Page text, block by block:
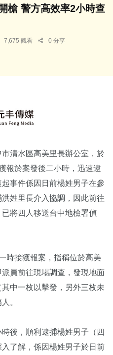
槍 警方高效率2小時查
7,675 觀看 0 分享
市清水區高美里長辦公室，於
報於案發後二小時，迅速逮
事件係因日前楊姓男子在參
姓里長介入協調，因此前往
將四人移送台中地檢署偵
時接獲報案，指稱位於高美
員前往現場調查，發現地面
中一枚以擊發，另外三枚未
。
後，順利逮捕楊姓男子（四
了解，係因楊姓男子於日前